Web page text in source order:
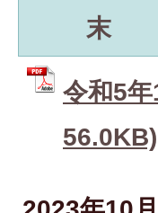
末
令和5
56.0KB)